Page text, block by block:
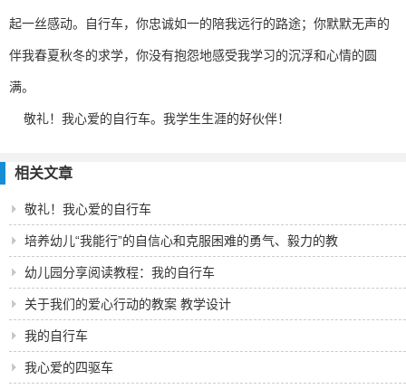
起一丝感动。自行车，你忠诚如一的陪我远行的路途；你默默无声的
伴我春夏秋冬的求学，你没有抱怨地感受我学习的沉浮和心情的圆
满。
敬礼！我心爱的自行车。我学生生涯的好伙伴！
相关文章
敬礼！我心爱的自行车
培养幼儿“我能行”的自信心和克服困难的勇气、毅力的教
案---自己走着去
幼儿园分享阅读教程：我的自行车
关于我们的爱心行动的教案 教学设计
我的自行车
我心爱的四驱车